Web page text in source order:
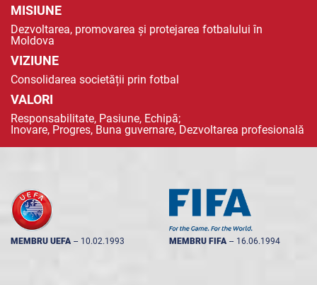
MISIUNE
Dezvoltarea, promovarea și protejarea fotbalului în
Moldova
VIZIUNE
Consolidarea societății prin fotbal
VALORI
Responsabilitate, Pasiune, Echipă;
Inovare, Progres, Buna guvernare, Dezvoltarea profesională
MEMBRU UEFA -- 10.02.1993 MEMBRU FIFA -- 16.06.1994